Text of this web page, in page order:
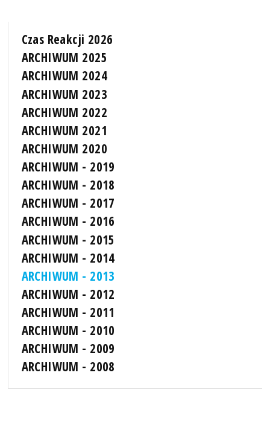
Czas Reakcji 2026
ARCHIWUM 2025
ARCHIWUM 2024
ARCHIWUM 2023
ARCHIWUM 2022
ARCHIWUM 2021
ARCHIWUM 2020
ARCHIWUM - 2019
ARCHIWUM - 2018
ARCHIWUM - 2017
ARCHIWUM - 2016
ARCHIWUM - 2015
ARCHIWUM - 2014
ARCHIWUM - 2013
ARCHIWUM - 2012
ARCHIWUM - 2011
ARCHIWUM - 2010
ARCHIWUM - 2009
ARCHIWUM - 2008